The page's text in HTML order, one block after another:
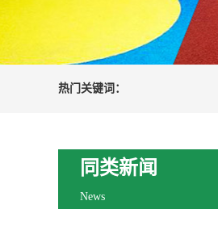
热门关键词：
同类新闻
News